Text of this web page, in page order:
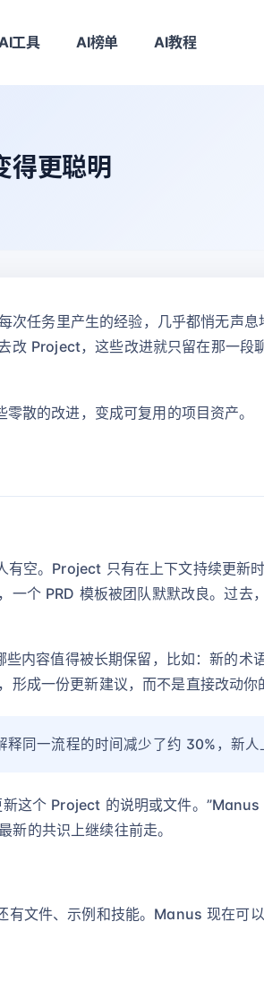
工具 AI榜单 AI教程
更聪明
次任务里产生的经验，几乎都悄无声
改 Project，这些改进就只留在那一段
散的改进，变成可复用的项目资产。
有空。Project 只有在上下文持续更新
个 PRD 模板被团队默默改良。过去
内容值得被长期保留，比如：新的术
成一份更新建议，而不是直接改动你
同一流程的时间减少了约 30%，新人
这个 Project 的说明或文件。
的共识上继续往前走。
文件、示例和技能。Manus 现在可以